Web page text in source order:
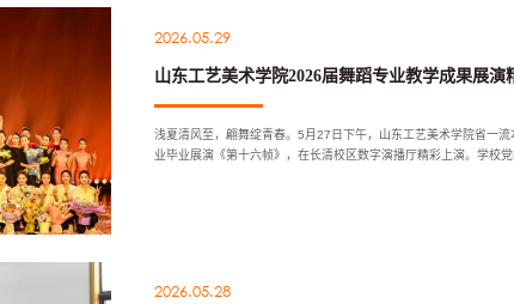
2026.05.29
山东工艺美术学院2026届舞蹈专业教学成果展演
浅夏清风至，翩舞绽青春。5月27日下午，山东工艺美术学院省一
业毕业展演《第十六帧》，在长清校区数字演播厅精彩上演。学校
2026.05.28